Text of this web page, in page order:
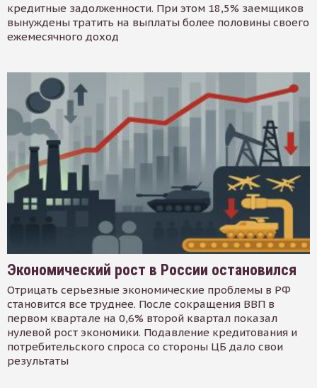
кредитные задолженности. При этом 18,5% заемщиков
вынуждены тратить на выплаты более половины своего
ежемесячного доход
Экономический рост в России остановился
Отрицать серьезные экономические проблемы в РФ
становится все труднее. После сокращения ВВП в
первом квартале на 0,6% второй квартал показал
нулевой рост экономики. Подавление кредитования и
потребительского спроса со стороны ЦБ дало свои
результаты